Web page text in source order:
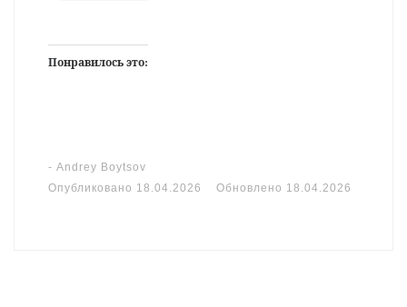
Понравилось это:
- Andrey Boytsov
Опубликовано 18.04.2026 Обновлено 18.04.2026